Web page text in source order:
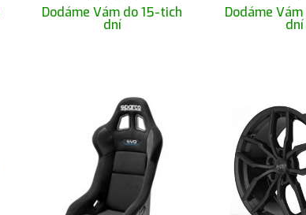
Dodáme Vám do 15-tich
dní
Dodáme
dní